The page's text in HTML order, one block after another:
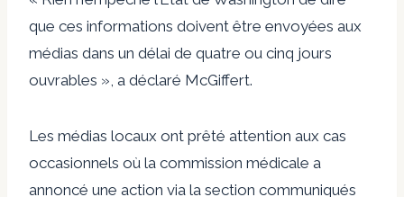
que ces informations doivent être envoyées aux
médias dans un délai de quatre ou cinq jours
ouvrables », a déclaré McGiffert.
Les médias locaux ont prêté attention aux cas
occasionnels où la commission médicale a
annoncé une action via la section communiqués